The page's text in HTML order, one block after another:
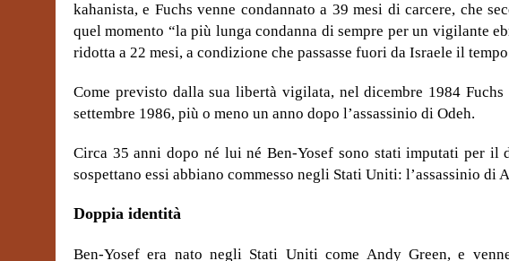
kahanista, e Fuchs venne condannato a 39 mesi di carcere, che
quel momento “la più lunga condanna di sempre per un vigilante
ridotta a 22 mesi, a condizione che passasse fuori da Israele il
Come previsto dalla sua libertà vigilata, nel dicembre 1984
settembre 1986, più o meno un anno dopo l’assassinio di Odeh.
Circa 35 anni dopo né lui né Ben-Yosef sono stati imputati per
sospettano essi abbiano commesso negli Stati Uniti: l’assassinio di
Doppia identità
Ben-Yosef era nato negli Stati Uniti come Andy Green, e